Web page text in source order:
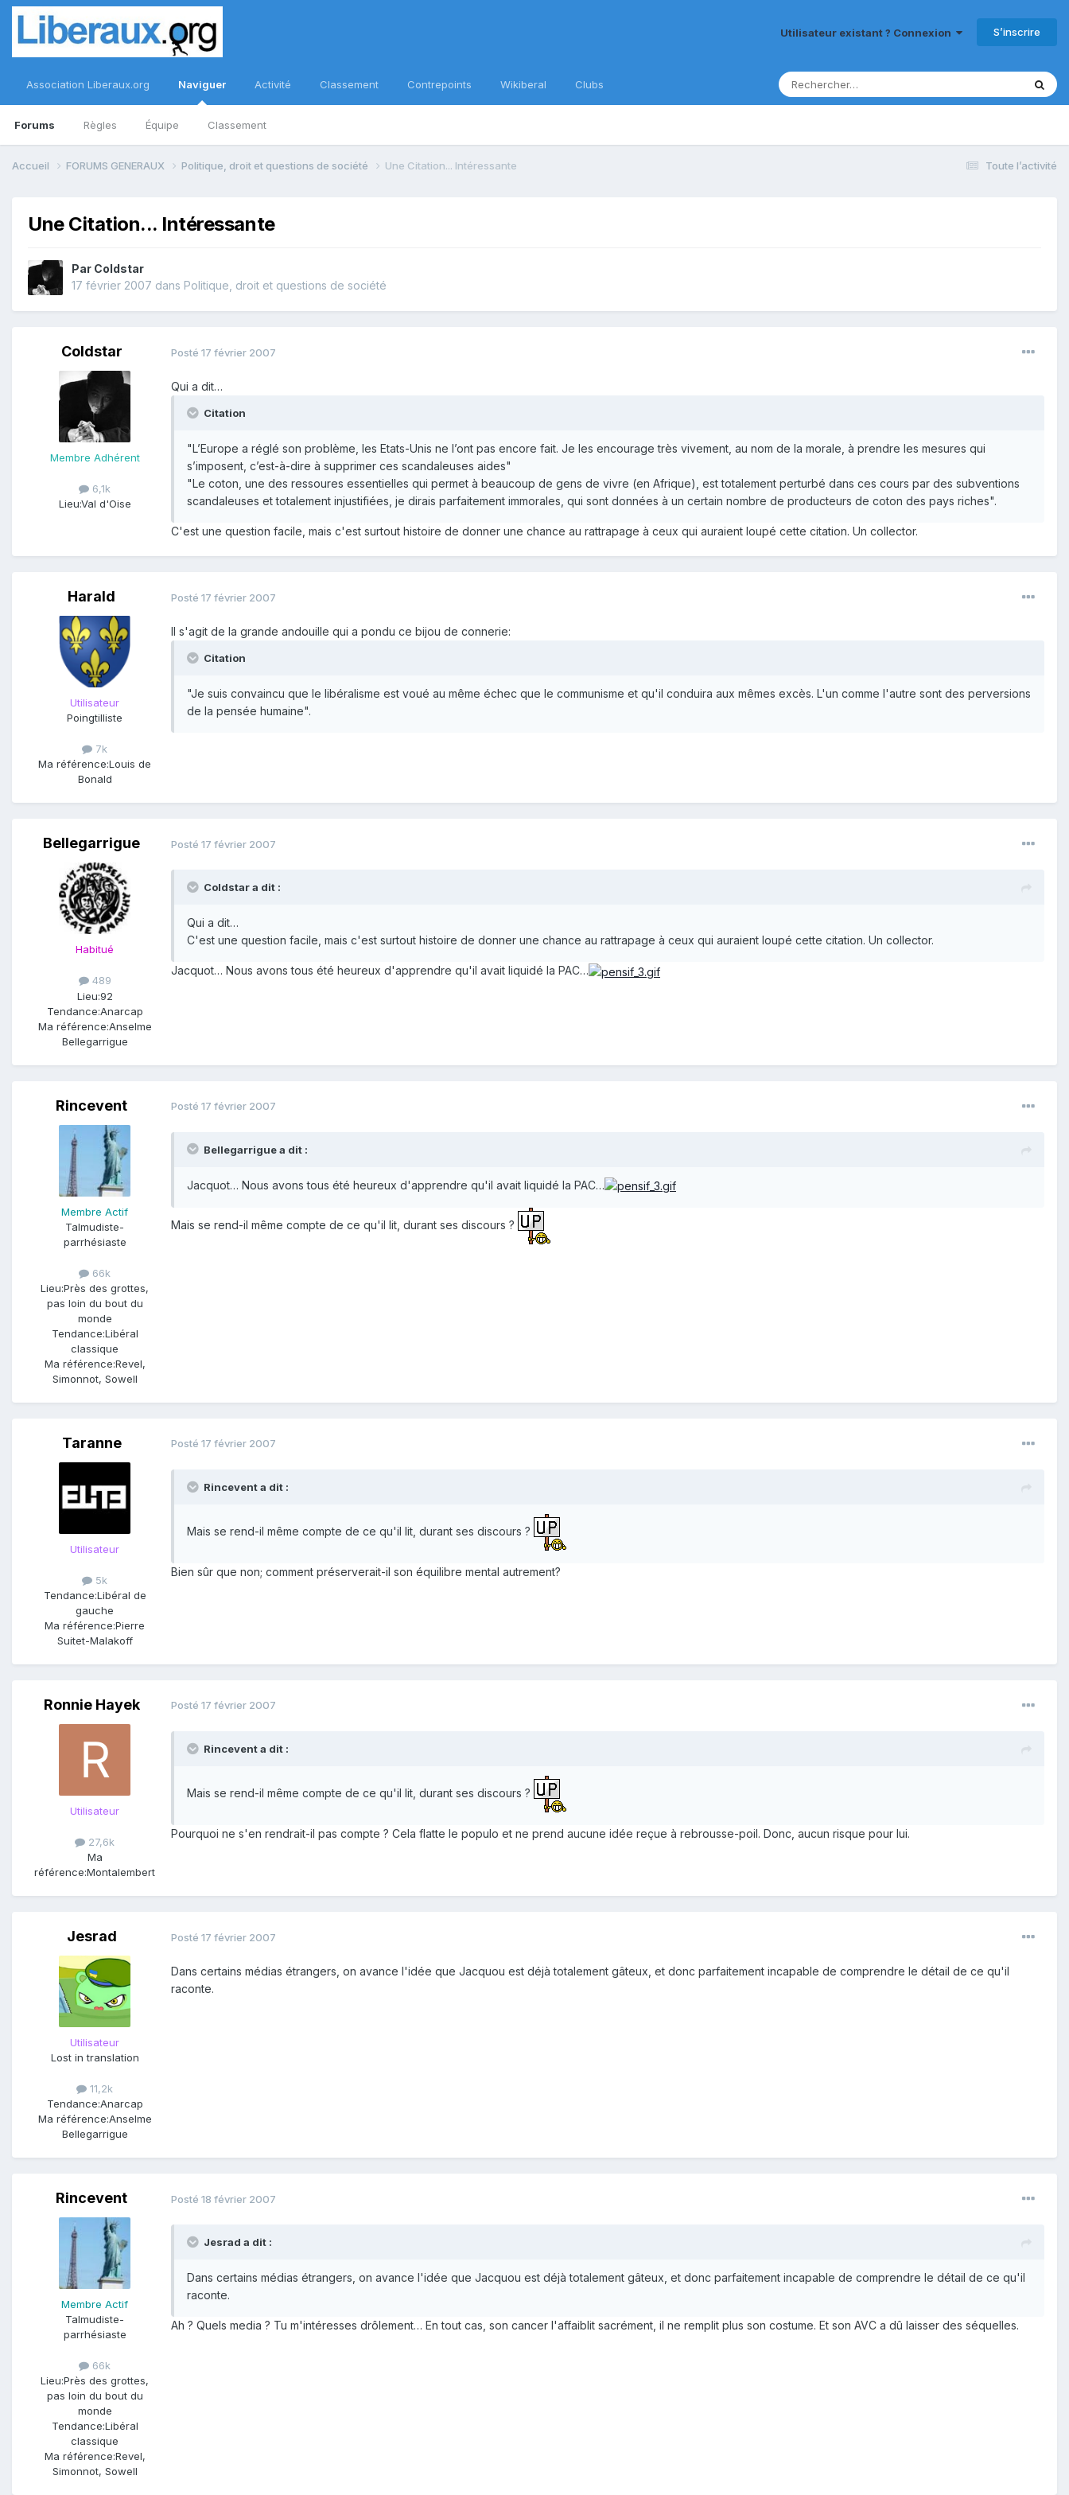
Utilisateur existant ? Connexion S’inscrire
Association Liberaux.org Naviguer
Forums Règles Équipe Classement
Activité Classement Contrepoints Wikiberal Clubs
Toute l’activité
Accueil FORUMS GENERAUX Politique, droit et questions de société Une Citation... Intéressante
Une Citation... Intéressante
Par Coldstar
17 février 2007 dans Politique, droit et questions de société
Coldstar
Membre Adhérent
6,1k
Lieu:Val d'Oise
Posté 17 février 2007
Qui a dit…
Citation
"L’Europe a réglé son problème, les Etats-Unis ne l’ont pas encore fait. Je les encourage très vivement, au nom de la morale, à prendre les mesures qui
s’imposent, c’est-à-dire à supprimer ces scandaleuses aides"
"Le coton, une des ressoures essentielles qui permet à beaucoup de gens de vivre (en Afrique), est totalement perturbé dans ces cours par des subventions
scandaleuses et totalement injustifiées, je dirais parfaitement immorales, qui sont données à un certain nombre de producteurs de coton des pays riches".
C'est une question facile, mais c'est surtout histoire de donner une chance au rattrapage à ceux qui auraient loupé cette citation. Un collector.
Harald
Utilisateur
Poingtilliste
7k
Ma référence:Louis de
Bonald
Posté 17 février 2007
Il s'agit de la grande andouille qui a pondu ce bijou de connerie:
Citation
"Je suis convaincu que le libéralisme est voué au même échec que le communisme et qu'il conduira aux mêmes excès. L'un comme l'autre sont des perversions
de la pensée humaine".
Bellegarrigue
Habitué
489
Lieu:92
Tendance:Anarcap
Ma référence:Anselme
Bellegarrigue
Posté 17 février 2007
Coldstar a dit :
Qui a dit…
C'est une question facile, mais c'est surtout histoire de donner une chance au rattrapage à ceux qui auraient loupé cette citation. Un collector.
Jacquot… Nous avons tous été heureux d'apprendre qu'il avait liquidé la PAC…
Rincevent
Membre Actif
Talmudiste-
parrhésiaste
66k
Lieu:Près des grottes,
pas loin du bout du
monde
Tendance:Libéral
classique
Ma référence:Revel,
Simonnot, Sowell
Posté 17 février 2007
Bellegarrigue a dit :
Jacquot… Nous avons tous été heureux d'apprendre qu'il avait liquidé la PAC…
Mais se rend-il même compte de ce qu'il lit, durant ses discours ?
Taranne
Utilisateur
5k
Tendance:Libéral de
gauche
Ma référence:Pierre
Suitet-Malakoff
Posté 17 février 2007
Rincevent a dit :
Mais se rend-il même compte de ce qu'il lit, durant ses discours ?
Bien sûr que non; comment préserverait-il son équilibre mental autrement?
Ronnie Hayek
Utilisateur
27,6k
Ma
référence:Montalembert
Posté 17 février 2007
Rincevent a dit :
Mais se rend-il même compte de ce qu'il lit, durant ses discours ?
Pourquoi ne s'en rendrait-il pas compte ? Cela flatte le populo et ne prend aucune idée reçue à rebrousse-poil. Donc, aucun risque pour lui.
Jesrad
Utilisateur
Lost in translation
11,2k
Tendance:Anarcap
Ma référence:Anselme
Bellegarrigue
Posté 17 février 2007
Dans certains médias étrangers, on avance l'idée que Jacquou est déjà totalement gâteux, et donc parfaitement incapable de comprendre le détail de ce qu'il
raconte.
Rincevent
Membre Actif
Talmudiste-
parrhésiaste
66k
Lieu:Près des grottes,
pas loin du bout du
monde
Tendance:Libéral
classique
Ma référence:Revel,
Simonnot, Sowell
Posté 18 février 2007
Jesrad a dit :
Dans certains médias étrangers, on avance l'idée que Jacquou est déjà totalement gâteux, et donc parfaitement incapable de comprendre le détail de ce qu'il
raconte.
Ah ? Quels media ? Tu m'intéresses drôlement… En tout cas, son cancer l'affaiblit sacrément, il ne remplit plus son costume. Et son AVC a dû laisser des séquelles.